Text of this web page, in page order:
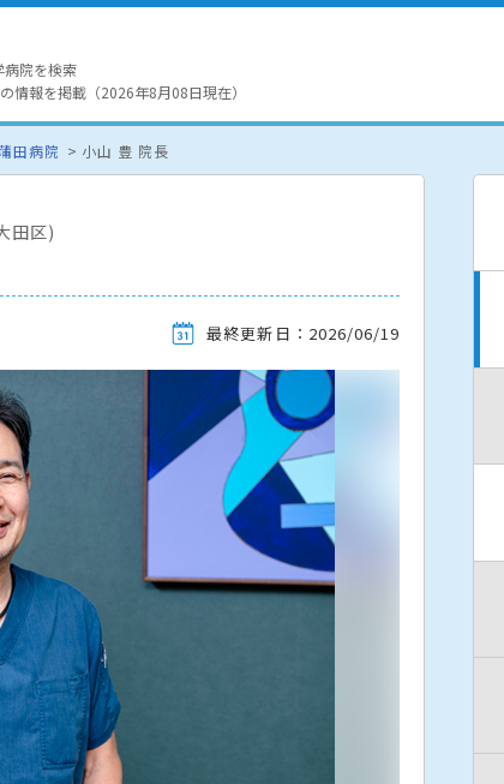
病院を検索
情報を掲載（2026年8月08日現在）
田病院 小山 豊 院長
田区)
最終更新日：2026/06/19